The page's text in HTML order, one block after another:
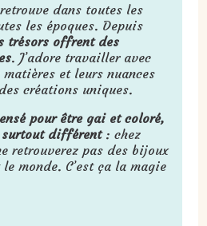
dans toutes les
les époques. Depuis
trésors offrent des
. J’adore travailler avec
et leurs nuances
créations uniques.
pour être gai et coloré,
différent: chez
retrouverez pas des bijoux
monde. C’est ça la magie